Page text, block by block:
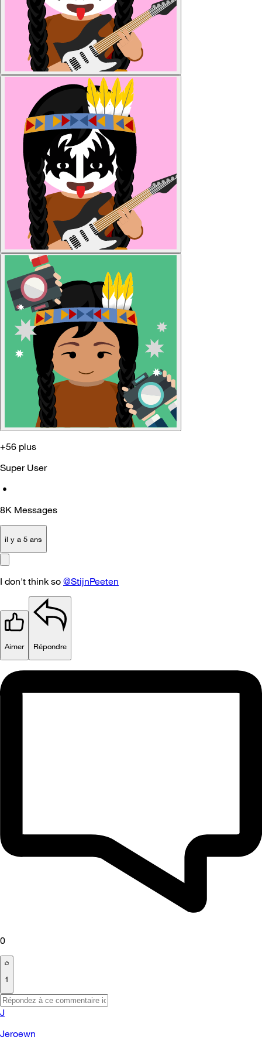
+56 plus
Super User
•
8K Messages
il y a 5 ans
I don't think so @StijnPeeten
Aimer Répondre
0
1
J
Jeroewn